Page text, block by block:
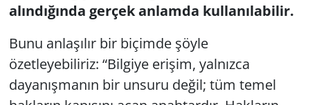
alındığında gerçek anlamda kullanılabilir.
Bunu anlaşılır bir biçimde şöyle
özetleyebiliriz: “Bilgiye erişim, yalnızca
dayanışmanın bir unsuru değil; tüm temel